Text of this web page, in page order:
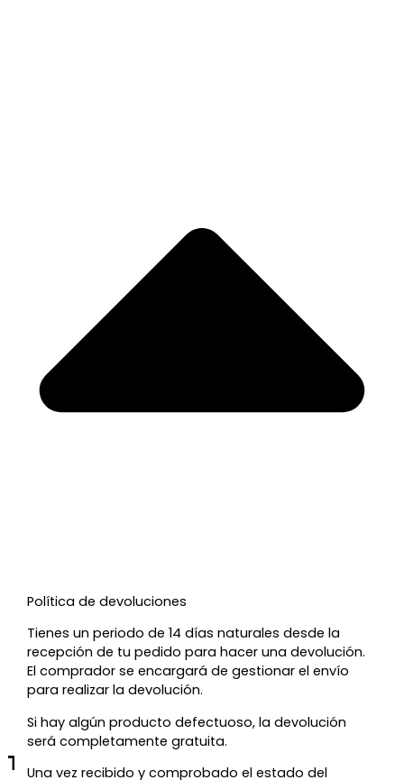
Política de devoluciones
Tienes un periodo de 14 días naturales desde la
recepción de tu pedido para hacer una devolución.
El comprador se encargará de gestionar el envío
para realizar la devolución.
Si hay algún producto defectuoso, la devolución
será completamente gratuita.
Una vez recibido y comprobado el estado del
Te regalamos un 5% de descuento